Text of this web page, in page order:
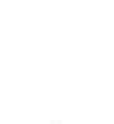
respaldado por
urbano. Esa
en una
menor exposición a
Para quien busca